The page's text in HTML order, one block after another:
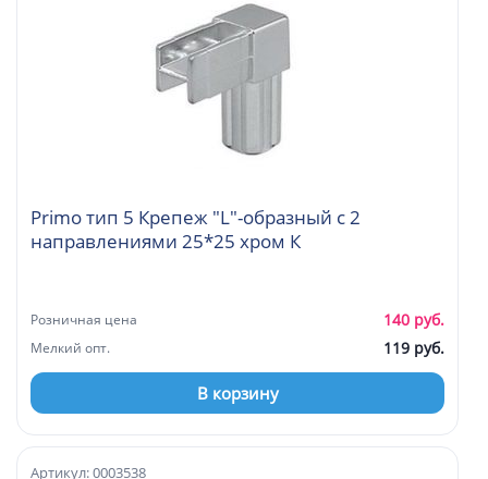
Primo тип 5 Крепеж "L"-образный с 2
направлениями 25*25 хром К
Розничная цена 140 руб.
Мелкий опт. 119 руб.
В корзину
Артикул: 0003538